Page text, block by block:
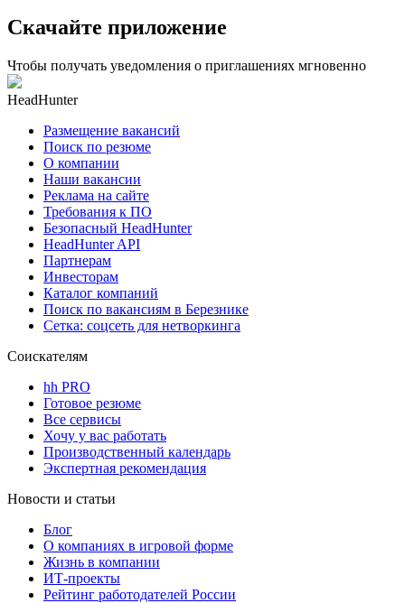
Скачайте приложение
Чтобы получать уведомления о приглашениях мгновенно
HeadHunter
Размещение вакансий
Поиск по резюме
О компании
Наши вакансии
Реклама на сайте
Требования к ПО
Безопасный HeadHunter
HeadHunter API
Партнерам
Инвесторам
Каталог компаний
Поиск по вакансиям в Березнике
Сетка: соцсеть для нетворкинга
Соискателям
hh PRO
Готовое резюме
Все сервисы
Хочу у вас работать
Производственный календарь
Экспертная рекомендация
Новости и статьи
Блог
О компаниях в игровой форме
Жизнь в компании
ИТ-проекты
Рейтинг работодателей России